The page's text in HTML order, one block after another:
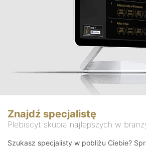
Znajdź specjalistę
Plebiscyt skupia najlepszych w
Szukasz specjalisty w pobliżu Ciebie?